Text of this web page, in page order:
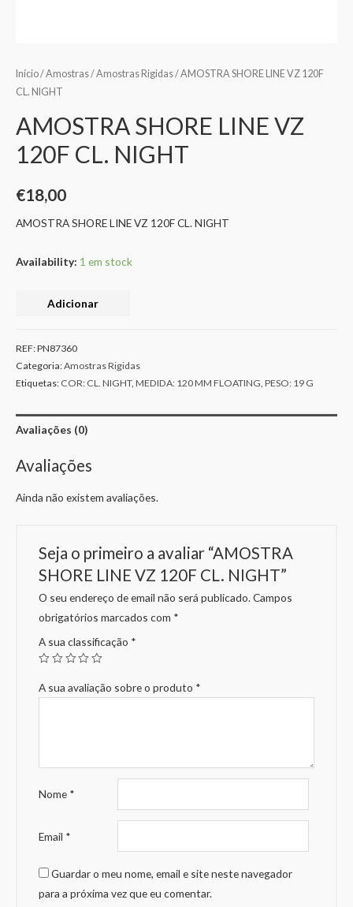
Início/Amostras/Amostras Rigidas/ AMOSTRA SHORE LINE VZ 120F
CL. NIGHT
AMOSTRA SHORE LINE VZ
120F CL. NIGHT
€18,00
AMOSTRA SHORE LINE VZ 120F CL. NIGHT
Availability: 1 em stock
Adicionar
REF:PN87360
Categoria:Amostras Rigidas
Etiquetas: COR: CL. NIGHT, MEDIDA: 120 MM FLOATING PESO: 19 G
Avaliações (0)
Avaliações
Ainda não existem avaliações.
Seja o primeiro a avaliar “AMOSTRA
SHORE LINE VZ 120F CL. NIGHT”
O seu endereço de email não será publicado. Campos
obrigatórios marcados com *
A sua classificação *
A sua avaliação sobre o produto *
Nome *
Email *
Guardar o meu nome, email e site neste navegador
para a próxima vez que eu comentar.